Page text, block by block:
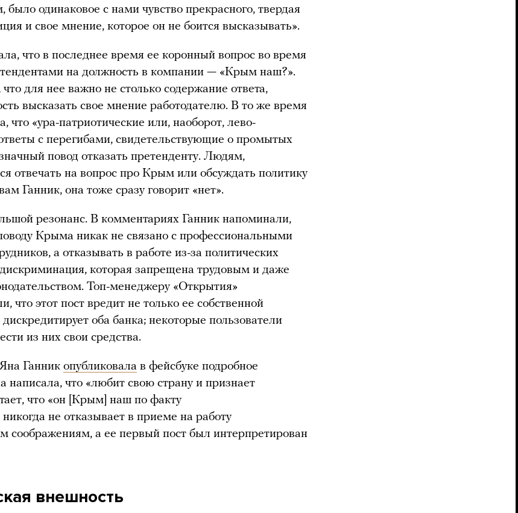
одинаковое с нами чувство прекрасного, твердая
и свое мнение, которое он не боится высказывать».
что в последнее время ее коронный вопрос во время
на должность в компании — «Крым наш?».
для нее важно не столько содержание ответа,
высказать свое мнение работодателю. В то же время
что «ура-патриотические или, наоборот, лево-
с перегибами, свидетельствующие о промытых
повод отказать претенденту. Людям,
отвечать на вопрос про Крым или обсуждать политику
Ганник, она тоже сразу говорит «нет».
резонанс. В комментариях Ганник напоминали,
Крыма никак не связано с профессиональными
а отказывать в работе из-за политических
которая запрещена трудовым и даже
Топ-менеджеру «Открытия»
что этот пост вредит не только ее собственной
оба банка; некоторые пользователи
из них свои средства.
Ганник опубликовала в фейсбуке подробное
написала, что «любит свою страну и признает
что «он [Крым] наш по факту
не отказывает в приеме на работу
соображениям, а ее первый пост был интерпретирован
внешность